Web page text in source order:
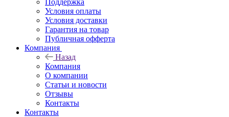
Поддержка
Условия оплаты
Условия доставки
Гарантия на товар
Публичная офферта
Компания
Назад
Компания
О компании
Статьи и новости
Отзывы
Контакты
Контакты